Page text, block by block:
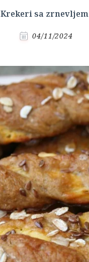
Krekeri sa zrnevljem
04/11/2024